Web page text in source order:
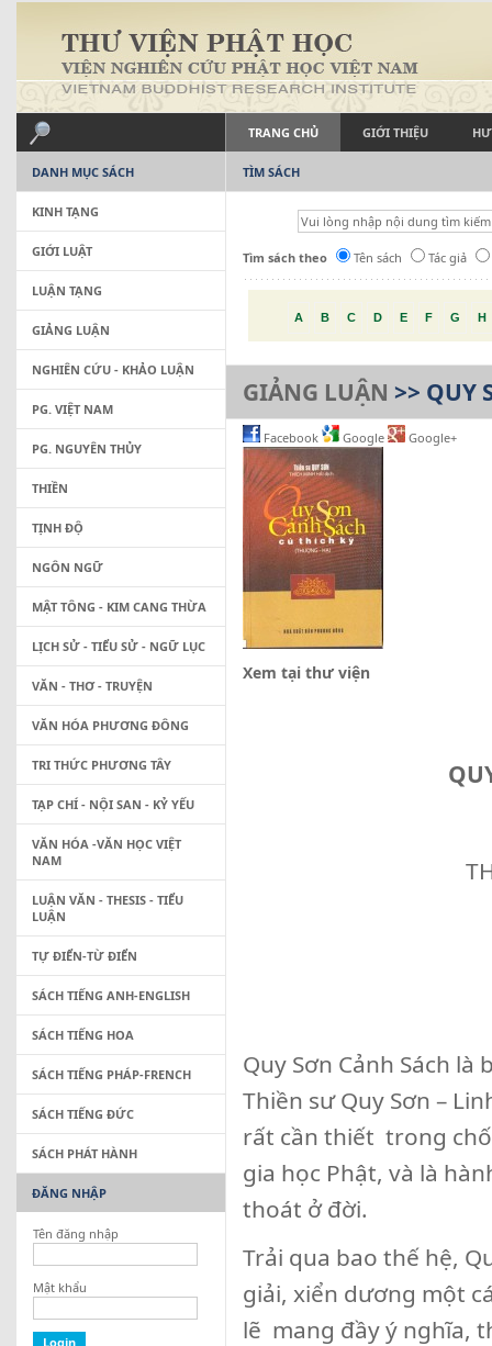
TRANG CHỦ GIỚI THIỆU
TÌM SÁCH
Tìm sách theo Tên sách Tác giả
A B C D E F G H
GIẢNG LUẬN >> QUY
Facebook Google Google+
Xem tại thư viện
Quy Sơn Cảnh Sách
Thiền sư Quy Sơn –
rất cần thiết trong
gia học Phật, và là
thoát ở đời.
Trải qua bao thế hệ,
giải, xiển dương một
lẽ mang đầy ý nghĩa,
DANH MỤC SÁCH
KINH TẠNG
GIỚI LUẬT
LUẬN TẠNG
GIẢNG LUẬN
NGHIÊN CỨU - KHẢO LUẬN
PG. VIỆT NAM
PG. NGUYÊN THỦY
THIỀN
TỊNH ĐỘ
NGÔN NGỮ
MẬT TÔNG - KIM CANG THỪA
LỊCH SỬ - TIỂU SỬ - NGỮ LỤC
VĂN - THƠ - TRUYỆN
VĂN HÓA PHƯƠNG ĐÔNG
TRI THỨC PHƯƠNG TÂY
TẠP CHÍ - NỘI SAN - KỶ YẾU
VĂN HÓA -VĂN HỌC VIỆT
NAM
LUẬN VĂN - THESIS - TIỂU
LUẬN
TỰ ĐIỂN-TỪ ĐIỂN
SÁCH TIẾNG ANH-ENGLISH
SÁCH TIẾNG HOA
SÁCH TIẾNG PHÁP-FRENCH
SÁCH TIẾNG ĐỨC
SÁCH PHÁT HÀNH
ĐĂNG NHẬP
Tên đăng nhập
Mật khẩu